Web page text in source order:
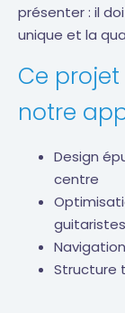
présenter : il
unique et la
Ce
notre
Design
centre
Structure